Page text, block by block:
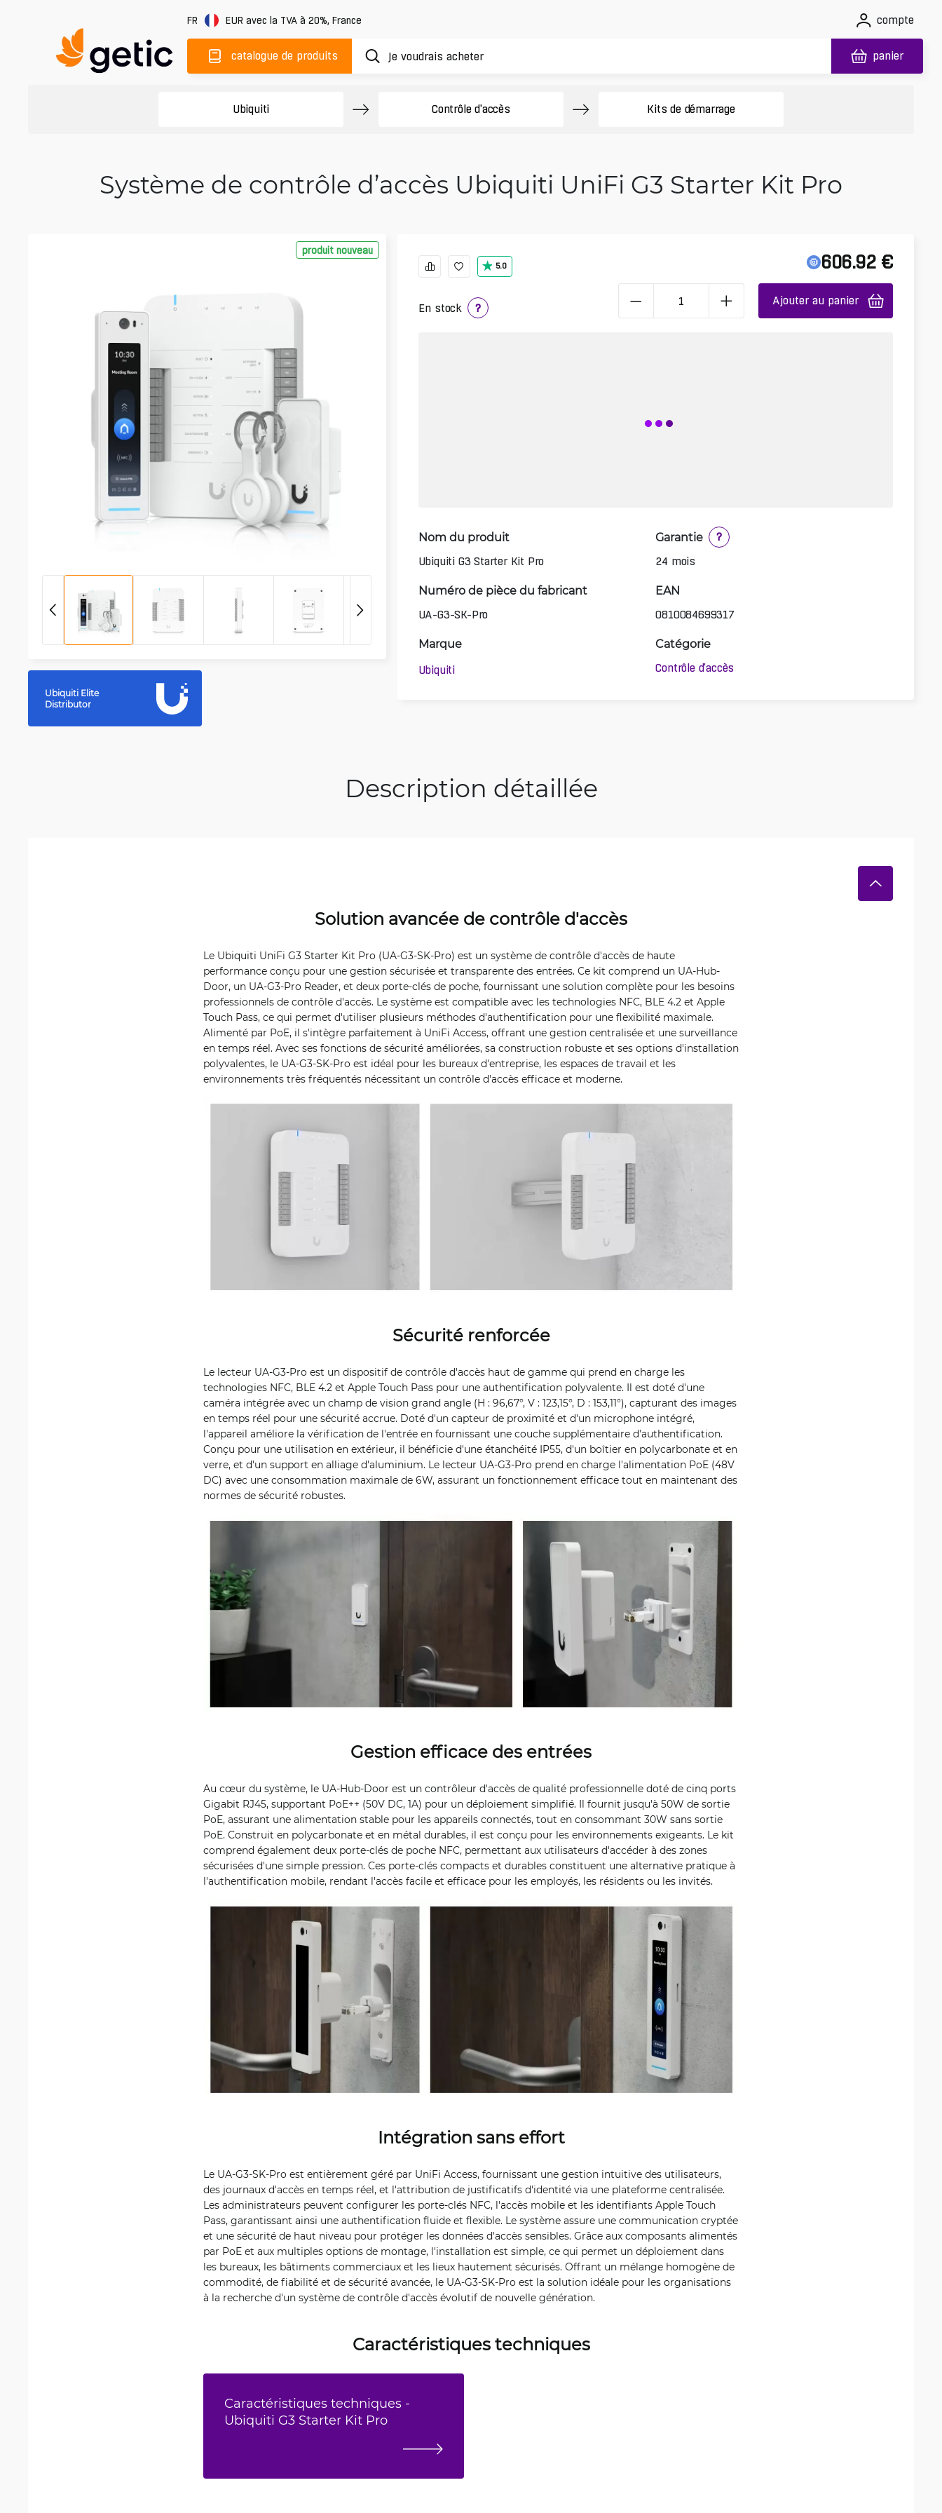
FR EUR avec la TVA à 20%, France compte
catalogue de produits panier
Ubiquiti Contrôle d'accès Kits de démarrage
Système de contrôle d’accès Ubiquiti UniFi G3 Starter Kit Pro
produit nouveau
Ubiquiti Elite
Distributor
5.0
En stock ?
606.92 €
Ajouter au panier
Nom du produit
Ubiquiti G3 Starter Kit Pro
Garantie
?
24 mois
Numéro de pièce du fabricant
UA-G3-SK-Pro
EAN
0810084699317
Marque
Ubiquiti
Catégorie
Contrôle d'accès
Description détaillée
Solution avancée de contrôle d'accès
Le Ubiquiti UniFi G3 Starter Kit Pro (UA-G3-SK-Pro) est un système de contrôle d'accès de haute
performance conçu pour une gestion sécurisée et transparente des entrées. Ce kit comprend un UA-Hub-
Door, un UA-G3-Pro Reader, et deux porte-clés de poche, fournissant une solution complète pour les besoins
professionnels de contrôle d'accès. Le système est compatible avec les technologies NFC, BLE 4.2 et Apple
Touch Pass, ce qui permet d'utiliser plusieurs méthodes d'authentification pour une flexibilité maximale.
Alimenté par PoE, il s'intègre parfaitement à UniFi Access, offrant une gestion centralisée et une surveillance
en temps réel. Avec ses fonctions de sécurité améliorées, sa construction robuste et ses options d'installation
polyvalentes, le UA-G3-SK-Pro est idéal pour les bureaux d'entreprise, les espaces de travail et les
environnements très fréquentés nécessitant un contrôle d'accès efficace et moderne.
Sécurité renforcée
Le lecteur UA-G3-Pro est un dispositif de contrôle d'accès haut de gamme qui prend en charge les
technologies NFC, BLE 4.2 et Apple Touch Pass pour une authentification polyvalente. Il est doté d'une
caméra intégrée avec un champ de vision grand angle (H : 96,67°, V : 123,15°, D : 153,11°), capturant des images
en temps réel pour une sécurité accrue. Doté d'un capteur de proximité et d'un microphone intégré,
l'appareil améliore la vérification de l'entrée en fournissant une couche supplémentaire d'authentification.
Conçu pour une utilisation en extérieur, il bénéficie d'une étanchéité IP55, d'un boîtier en polycarbonate et en
verre, et d'un support en alliage d'aluminium. Le lecteur UA-G3-Pro prend en charge l'alimentation PoE (48V
DC) avec une consommation maximale de 6W, assurant un fonctionnement efficace tout en maintenant des
normes de sécurité robustes.
Gestion efficace des entrées
Au cœur du système, le UA-Hub-Door est un contrôleur d'accès de qualité professionnelle doté de cinq ports
Gigabit RJ45, supportant PoE++ (50V DC, 1A) pour un déploiement simplifié. Il fournit jusqu'à 50W de sortie
PoE, assurant une alimentation stable pour les appareils connectés, tout en consommant 30W sans sortie
PoE. Construit en polycarbonate et en métal durables, il est conçu pour les environnements exigeants. Le kit
comprend également deux porte-clés de poche NFC, permettant aux utilisateurs d'accéder à des zones
sécurisées d'une simple pression. Ces porte-clés compacts et durables constituent une alternative pratique à
l'authentification mobile, rendant l'accès facile et efficace pour les employés, les résidents ou les invités.
Intégration sans effort
Le UA-G3-SK-Pro est entièrement géré par UniFi Access, fournissant une gestion intuitive des utilisateurs,
des journaux d'accès en temps réel, et l'attribution de justificatifs d'identité via une plateforme centralisée.
Les administrateurs peuvent configurer les porte-clés NFC, l'accès mobile et les identifiants Apple Touch
Pass, garantissant ainsi une authentification fluide et flexible. Le système assure une communication cryptée
et une sécurité de haut niveau pour protéger les données d'accès sensibles. Grâce aux composants alimentés
par PoE et aux multiples options de montage, l'installation est simple, ce qui permet un déploiement dans
les bureaux, les bâtiments commerciaux et les lieux hautement sécurisés. Offrant un mélange homogène de
commodité, de fiabilité et de sécurité avancée, le UA-G3-SK-Pro est la solution idéale pour les organisations
à la recherche d'un système de contrôle d'accès évolutif de nouvelle génération.
Caractéristiques techniques
Caractéristiques techniques -
Ubiquiti G3 Starter Kit Pro